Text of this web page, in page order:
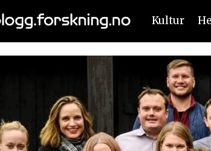
Kultur